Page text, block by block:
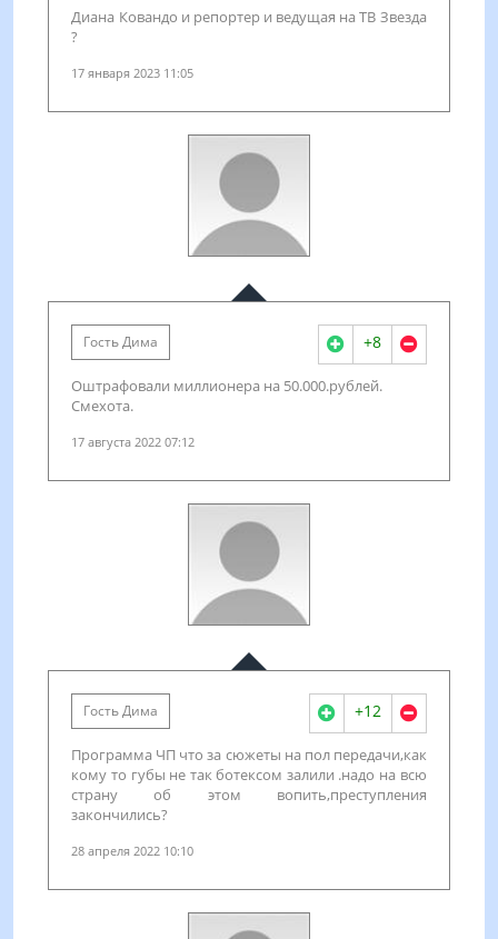
Диана Ковандо и репортер и ведущая на ТВ Звезда
?
17 января 2023 11:05
Гость Дима +8
Оштрафовали миллионера на 50.000.рублей.
Смехота.
17 августа 2022 07:12
Гость Дима +12
Программа ЧП что за сюжеты на пол передачи,как
кому то губы не так ботексом залили .надо на всю
страну об этом вопить,преступления
закончились?
28 апреля 2022 10:10